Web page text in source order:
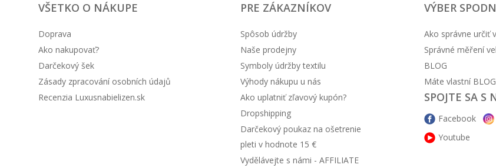
VŠETKO O NÁKUPE
Doprava
Ako nakupovať?
Darčekový šek
Zásady zpracování osobních údajů
Recenzia Luxusnabielizen.sk
PRE ZÁKAZNÍKOV
Spôsob údržby
Naše prodejny
Symboly údržby textilu
Výhody nákupu u nás
Ako uplatniť zľavový kupón?
Dropshipping
Darčekový poukaz na ošetrenie
pleti v hodnote 15 €
Vydělávejte s námi - AFFILIATE
VÝBER
Ako správne určiť
Správné měření
BLOG
Máte vlastní
SPOJTE SA S
Facebook
Youtube